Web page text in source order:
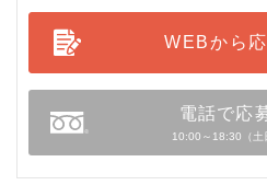
WEBから
電話で応
10:00～18:30（土